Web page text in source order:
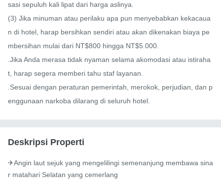
sasi sepuluh kali lipat dari harga aslinya.
(3) Jika minuman atau perilaku apa pun menyebabkan kekacaua
n di hotel, harap bersihkan sendiri atau akan dikenakan biaya pe
mbersihan mulai dari NT$800 hingga NT$5.000.
.Jika Anda merasa tidak nyaman selama akomodasi atau istiraha
t, harap segera memberi tahu staf layanan.
.Sesuai dengan peraturan pemerintah, merokok, perjudian, dan p
enggunaan narkoba dilarang di seluruh hotel.
Deskripsi Properti
✈Angin laut sejuk yang mengelilingi semenanjung membawa sina
r matahari Selatan yang cemerlang